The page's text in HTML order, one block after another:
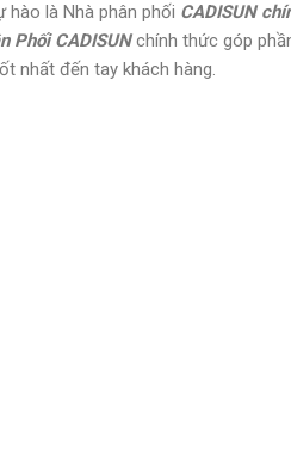
hào là Nhà phân phối CADISUN
Phối CADISUNchính thức góp
nhất đến tay khách hàng.